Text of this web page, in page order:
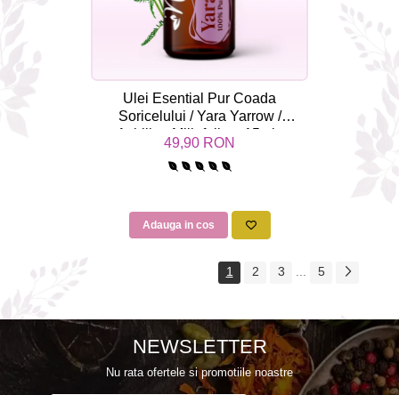
Ulei Esential Pur Coada
Soricelului / Yara Yarrow /
Achillea Millefolium 15ml -
Aromaterapie Sigura | nJoy
Nature
49,90 RON
Adauga in cos
1 2 3 5
NEWSLETTER
Nu rata ofertele si promotiile noastre